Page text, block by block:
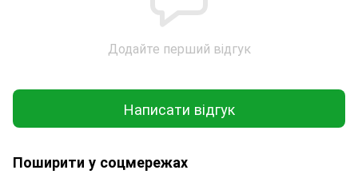
Додайте перший відгук
Написати відгук
Поширити у соцмережах